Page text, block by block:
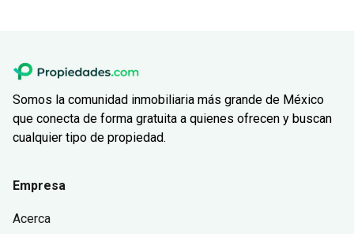
Somos la comunidad inmobiliaria más grande de México
que conecta de forma gratuita a quienes ofrecen y buscan
cualquier tipo de propiedad.
Empresa
Acerca